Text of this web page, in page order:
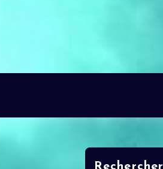
Rechercher